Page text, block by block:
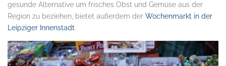
gesunde Alternative um frisches Obst und Gemüse aus der
Region zu beziehen, bietet außerdem der Wochenmarkt in der
Leipziger Innenstadt.